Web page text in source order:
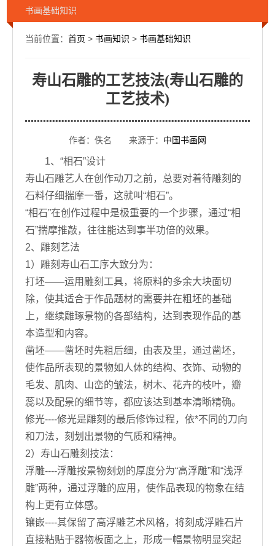
书画基础知识
当前位置： 首页 > 书画知识 > 书画基础知识
寿山石雕的工艺技法(寿山石雕的
工艺技术)
作者：佚名 来源于： 中国书画网
1、“相石”设计
寿山石雕艺人在创作动刀之前，总要对着待雕刻的
石料仔细揣摩一番，这就叫“相石”。
“相石”在创作过程中是极重要的一个步骤，通过“相
石”揣摩推敲，往往能达到事半功倍的效果。
2、雕刻艺法
1）雕刻寿山石工序大致分为：
打坯——运用雕刻工具，将原料的多余大块面切
除，使其适合于作品题材的需要并在粗坯的基础
上，继续雕琢景物的各部结构，达到表现作品的基
本造型和内容。
凿坯——凿坯时先粗后细，由表及里，通过凿坯，
使作品所表现的景物如人体的结构、衣饰、动物的
毛发、肌肉、山峦的皱法，树木、花卉的枝叶，瓣
蕊以及配景的细节等，都应该达到基本清晰精确。
修光----修光是雕刻的最后修饰过程，依*不同的刀向
和刀法，刻划出景物的气质和精神。
2）寿山石雕刻技法：
浮雕----浮雕按景物刻划的厚度分为“高浮雕”和“浅浮
雕”两种，通过浮雕的应用，使作品表现的物象在结
构上更有立体感。
镶嵌----其保留了高浮雕艺术风格，将刻成浮雕石片
直接粘贴于器物板面之上，形成一幅景物明显突起